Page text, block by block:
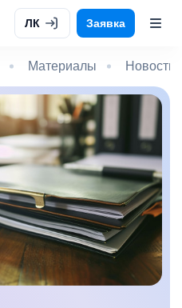
ЛК Заявка
Материалы Новости